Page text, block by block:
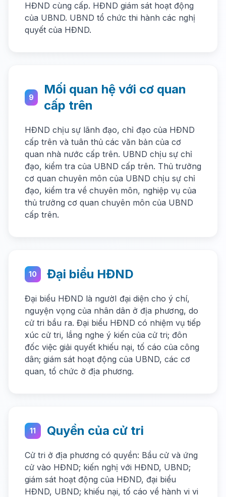
HĐND cùng cấp. HĐND giám sát hoạt động
của UBND. UBND tổ chức thi hành các nghị
quyết của HĐND.
9
Mối quan hệ với cơ quan
cấp trên
HĐND chịu sự lãnh đạo, chỉ đạo của HĐND
cấp trên và tuân thủ các văn bản của cơ
quan nhà nước cấp trên. UBND chịu sự chỉ
đạo, kiểm tra của UBND cấp trên. Thủ trưởng
cơ quan chuyên môn của UBND chịu sự chỉ
đạo, kiểm tra về chuyên môn, nghiệp vụ của
thủ trưởng cơ quan chuyên môn của UBND
cấp trên.
10 Đại biểu HĐND
Đại biểu HĐND là ngườI đại diện cho ý chí,
nguyện vọng của nhân dân ở địa phương, do
cử tri bầu ra. Đại biểu HĐND có nhiệm vụ tiếp
xúc cử tri, lắng nghe ý kiến của cử tri; đôn
đốc việc giải quyết khiếu nại, tố cáo của công
dân; giám sát hoạt động của UBND, các cơ
quan, tổ chức ở địa phương.
11 Quyền của cử tri
Cử tri ở địa phương có quyền: Bầu cử và ứng
cử vào HĐND; kiến nghị với HĐND, UBND;
giám sát hoạt động của HĐND, đại biểu
HĐND, UBND; khiếu nại, tố cáo về hành vi vi